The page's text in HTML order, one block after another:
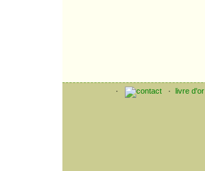
Plaintive Tourterelle
La Bonne Soirée
· · livre d'or